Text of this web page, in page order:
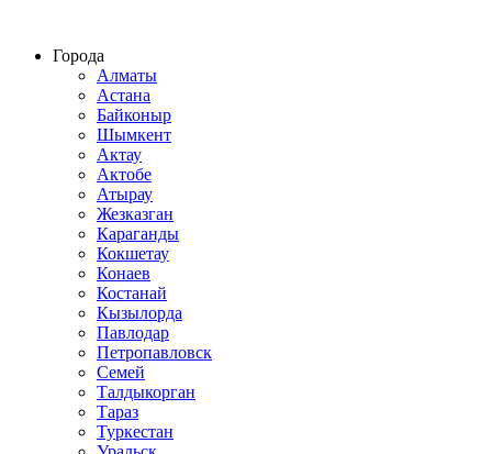
Города
Алматы
Астана
Байконыр
Шымкент
Актау
Актобе
Атырау
Жезказган
Караганды
Кокшетау
Конаев
Костанай
Кызылорда
Павлодар
Петропавловск
Семей
Талдыкорган
Тараз
Туркестан